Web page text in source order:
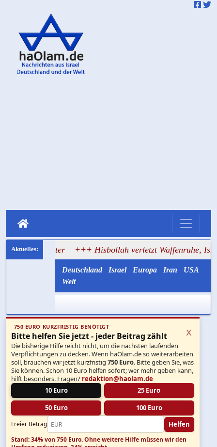
+++ Hisbollah verletzt Waffenruhe, Israel greift im
Deutschland Israel Europa Iran
USA
Welt
750 EURO KURZFRISTIG BENÖTIGT
Bitte helfen Sie jetzt - jeder Beitrag zählt
Die bisherige Hilfe reicht nicht, um die nächsten laufenden
Verpflichtungen zu decken. Wenn haOlam.de so weiterarbeiten
soll, brauchen wir jetzt kurzfristig750 Euro. Bitte geben Sie, was
Sie können. Schon 10 Euro helfen sofort; wer mehr geben kann,
hilft besonders. Fragen? redaktion@haolam.de
10 Euro
25 Euro
50 Euro 100 Euro
Freier Betrag Helfen
x
Stand: 34% von 750 Euro.Ohne weitere Hilfe müssen wir den